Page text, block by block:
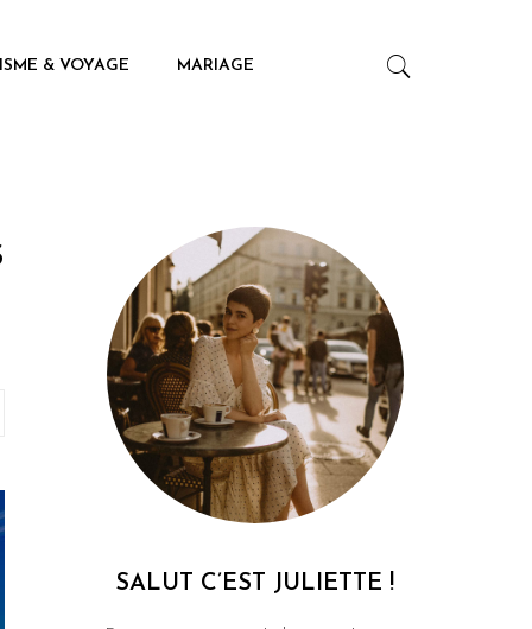
& VOYAGE MARIAGE
SALUT C’EST JULIETTE !